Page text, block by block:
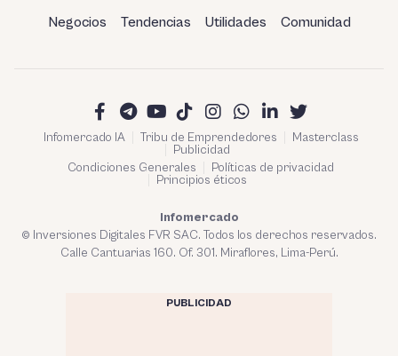
Negocios Tendencias Utilidades Comunidad
Infomercado IA Tribu de Emprendedores
Masterclass
Publicidad
Condiciones Generales
Políticas de privacidad
Principios éticos
Infomercado
© Inversiones Digitales FVR SAC. Todos los derechos reservados.
Calle Cantuarias 160. Of. 301. Miraflores, Lima-Perú.
PUBLICIDAD